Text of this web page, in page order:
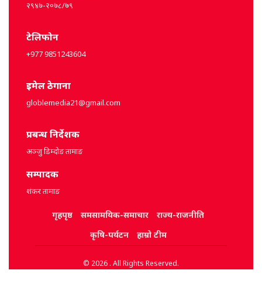
२९४७-२०७८/७९
टेलिफोन
+977 9851243604
इमेल ठेगाना
globlemedia21@gmail.com
प्रबन्ध निर्देशक
अञ्जु डिम्दोङ तामाङ
सम्पादक
शंकर तामाङ
गृहपृष्ठ समसामयिक-समाचार
राज्य-राजनीति
कृषि-पर्यटन
हाम्रो टीम
© 2026 . All Rights Reserved.